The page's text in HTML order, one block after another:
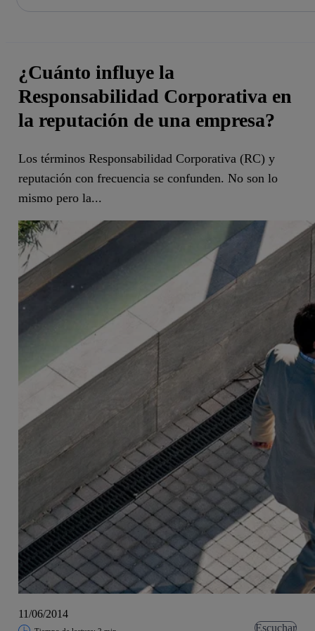
¿Cuánto influye la
Responsabilidad Corporativa en
la reputación de una empresa?
Los términos Responsabilidad Corporativa (RC) y
reputación con frecuencia se confunden. No son lo
mismo pero la...
11/06/2014
Escuchar